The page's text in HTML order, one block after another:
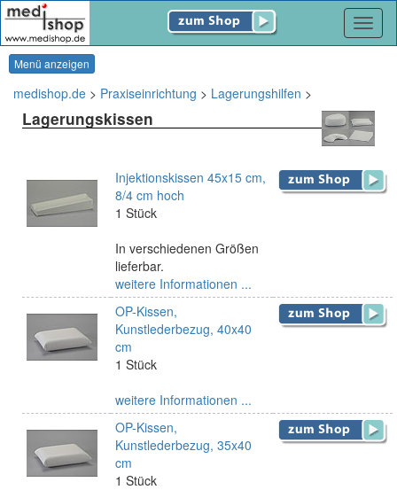
Menü anzeigen
medishop.de > Praxiseinrichtung > Lagerungshilfen >
Lagerungskissen
Injektionskissen 45x15 cm,
8/4 cm hoch
1 Stück
In verschiedenen Größen
lieferbar.
weitere Informationen ...
OP-Kissen,
Kunstlederbezug, 40x40
cm
1 Stück
weitere Informationen ...
OP-Kissen,
Kunstlederbezug, 35x40
cm
1 Stück